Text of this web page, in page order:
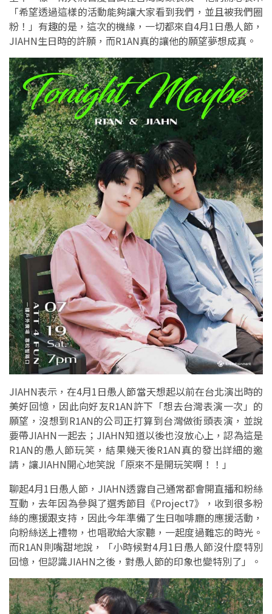
「希望透過這樣的活動能夠讓大家看到我們，並且被我們圈
粉！」有趣的是，這次的機緣，一切都來自4月1日愚人節，
JIAHN生日時的許願，而R1AN真的讓他的願望夢想成真。
JIAHN表示，在4月1日愚人節當天想起以前在台北演出時的
美好回憶，因此向好友R1AN許下「想去台灣表演一次」的
願望，沒想到R1AN的公司正打算到台灣做街頭表演，並說
要帶JIAHN一起去；JIAHN知道以後也沒放心上，認為這是
R1AN的愚人節玩笑，結果幾天後R1AN真的發出詳細的邀
請，讓JIAHN開心地笑說「原來不是開玩笑啊！！」
聊起4月1日愚人節，JIAHN透露自己通常都會開直播和粉絲
互動，去年因為參與了選秀節目《Project7》，收到很多粉
絲的應援跟支持，因此今年準備了生日咖啡廳的應援活動，
向粉絲送上禮物，也唱歌給大家聽，一起度過難忘的時光。
而R1AN則嘴甜地說，「小時候對4月1日愚人節沒什麼特別
回憶，但認識JIAHN之後，對愚人節的印象也變特別了」。